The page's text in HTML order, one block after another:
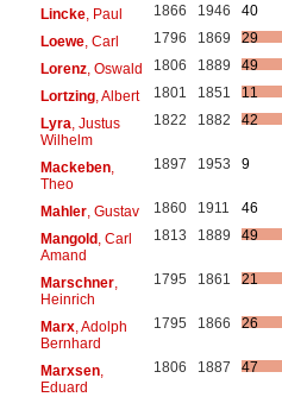
Lincke, Paul 1866 1946
40
Loewe, Carl 1796 1869
29
Lorenz, Oswald 1806 1889
49
Lortzing, Albert 1801 1851
11
Lyra , Justus
Wilhelm
1822 1882 42
Mackeben,
Theo
1897 1953 9
Mahler, Gustav 1860 1911
46
Mangold, Carl
Amand
1813 1889 49
Marschner,
Heinrich
1795 1861 21
Marx, Adolph
Bernhard
1795 1866 26
Marxsen,
Eduard
1806 1887 47